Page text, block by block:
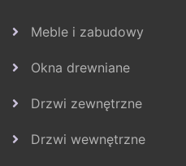
Meble i zabudowy
Okna drewniane
Drzwi zewnętrzne
Drzwi wewnętrzne